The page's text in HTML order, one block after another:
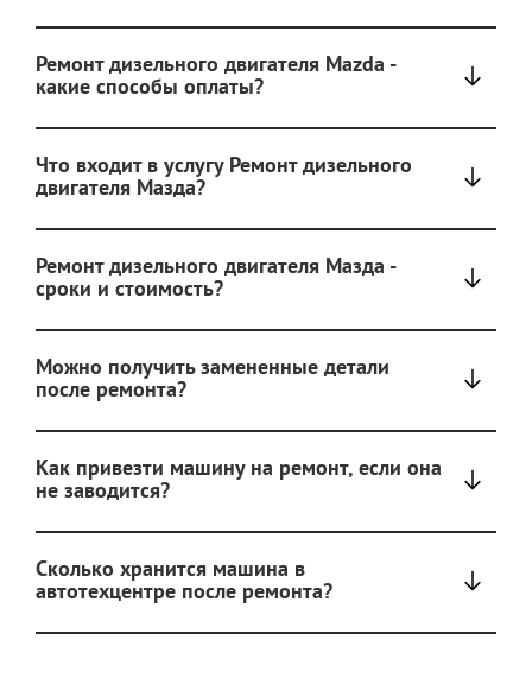
Ремонт дизельного двигателя Mazda -
какие способы оплаты?
Что входит в услугу Ремонт дизельного
двигателя Мазда?
Ремонт дизельного двигателя Мазда -
сроки и стоимость?
Можно получить замененные детали
после ремонта?
Как привезти машину на ремонт, если она
не заводится?
Сколько хранится машина в
автотехцентре после ремонта?